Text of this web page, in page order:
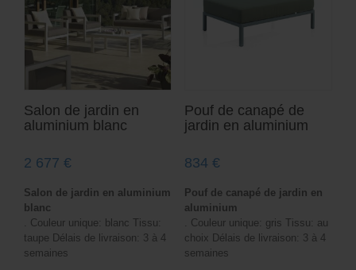
Salon de jardin en
aluminium blanc
2 677 €
Salon de jardin en aluminium
blanc
. Couleur unique: blanc Tissu:
taupe Délais de livraison: 3 à 4
semaines
Pouf de canapé de
jardin en aluminium
834 €
Pouf de canapé de jardin en
aluminium
. Couleur unique: gris Tissu: au
choix Délais de livraison: 3 à 4
semaines